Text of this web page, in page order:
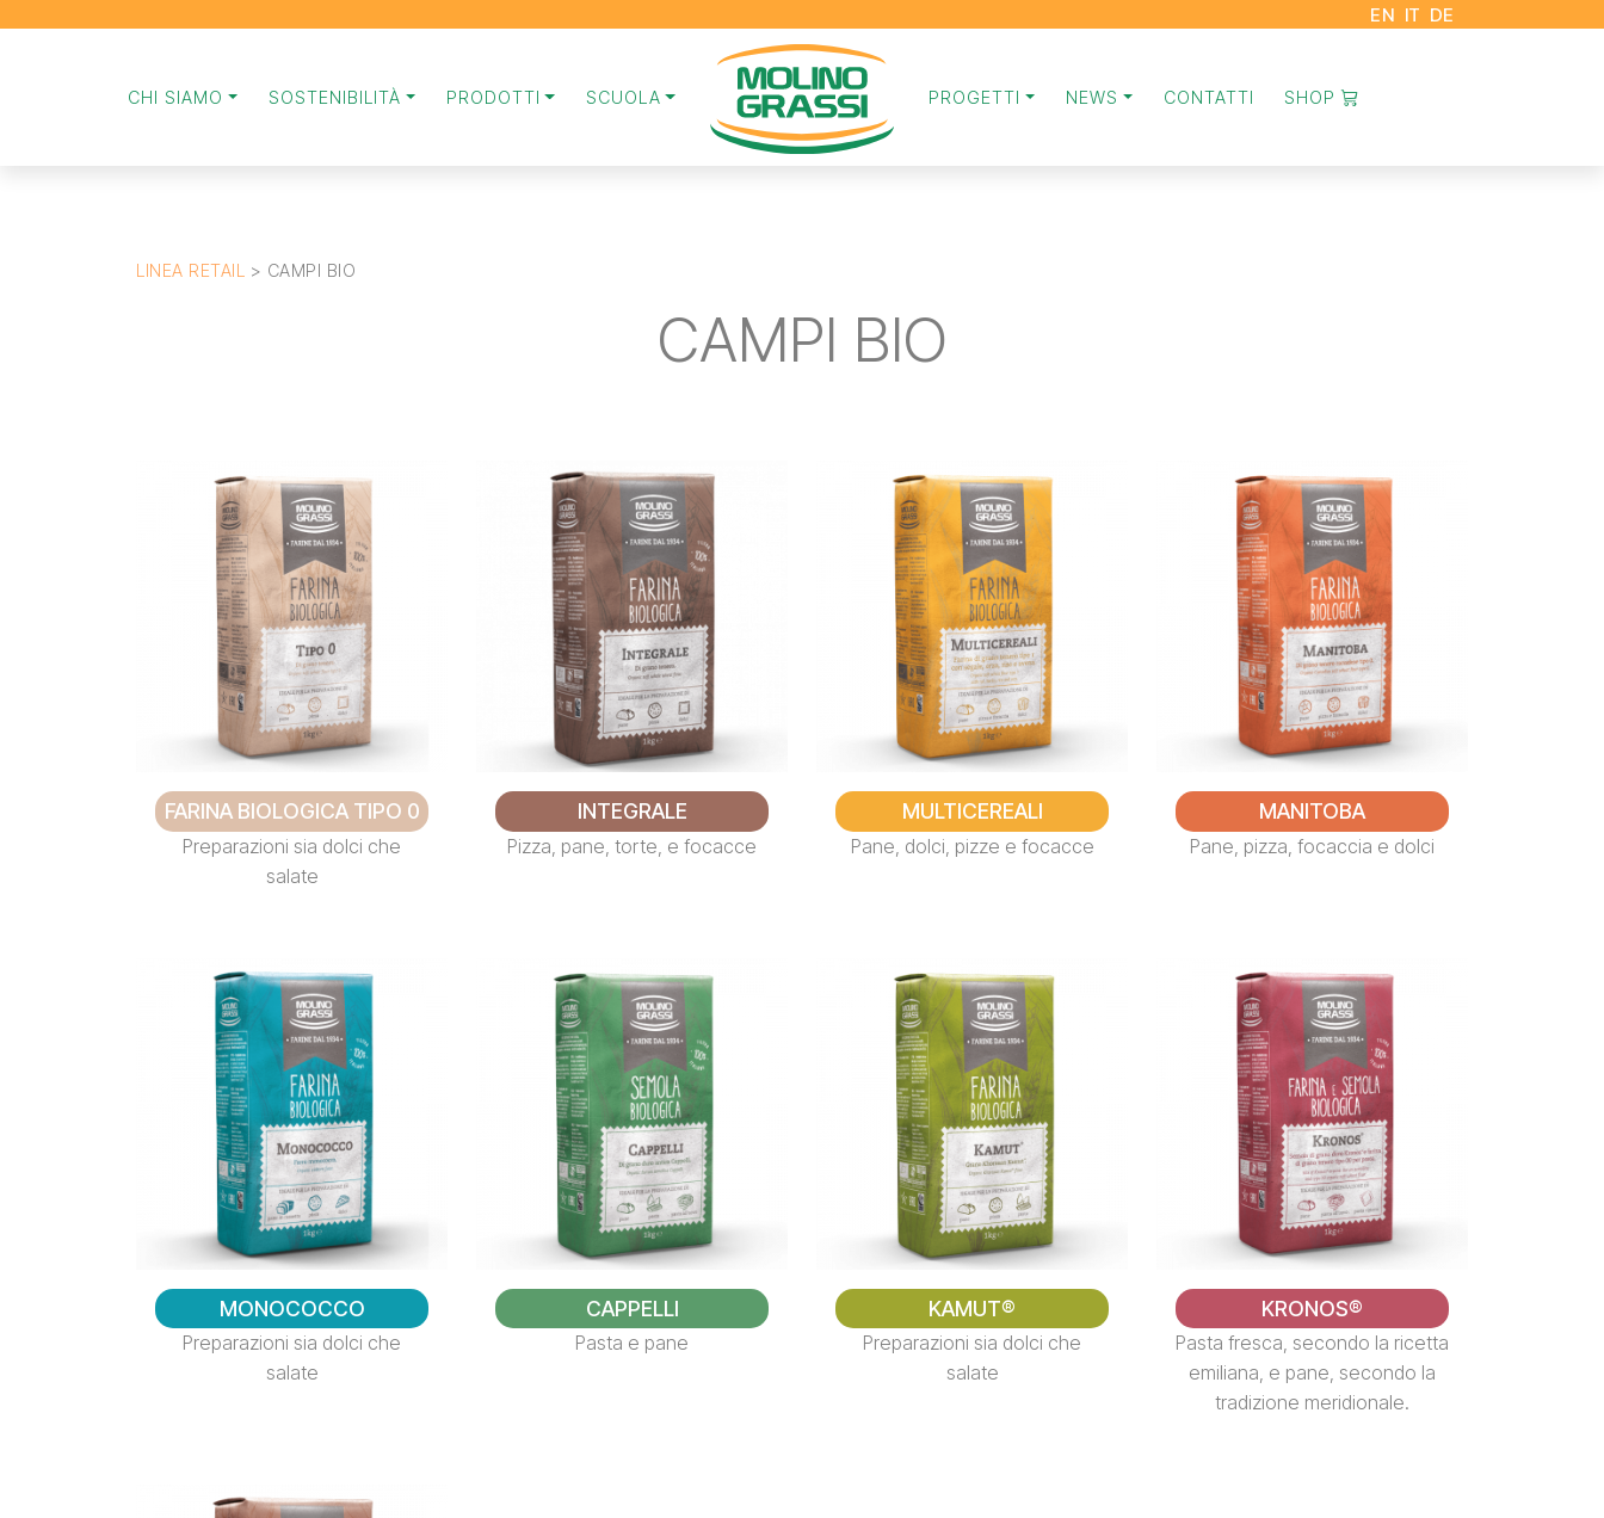
EN IT DE
CHI SIAMO SOSTENIBILITÀ PRODOTTI SCUOLA PROGETTI NEWS CONTATTI SHOP
LINEA RETAIL > CAMPI BIO
CAMPI BIO
FARINA BIOLOGICA TIPO 0
Preparazioni sia dolci che
salate
INTEGRALE
Pizza, pane, torte, e focacce
MULTICEREALI
Pane, dolci, pizze e focacce
MANITOBA
Pane, pizza, focaccia e dolci
MONOCOCCO
Preparazioni sia dolci che
salate
CAPPELLI
Pasta e pane
KAMUT®
Preparazioni sia dolci che
salate
KRONOS®
Pasta fresca, secondo la ricetta
emiliana, e pane, secondo la
tradizione meridionale.